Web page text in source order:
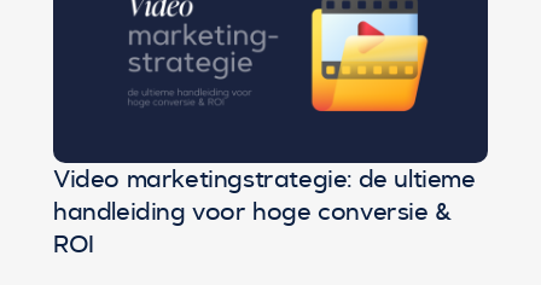
Video marketingstrategie: de ultieme
handleiding voor hoge conversie &
ROI